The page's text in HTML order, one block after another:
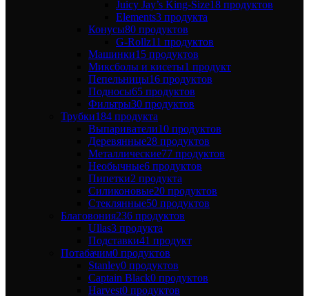
Juicy Jay’s King-Size18 продуктов
Elements3 продукта
Конусы80 продуктов
G-Rollz11 продуктов
Машинки15 продуктов
Миксболы и кисеты1 продукт
Пепельницы16 продуктов
Подносы65 продуктов
Фильтры30 продуктов
Трубки184 продукта
Выпариватели10 продуктов
Деревянные28 продуктов
Металлические77 продуктов
Необычные6 продуктов
Пипетки2 продукта
Силиконовые20 продуктов
Стеклянные50 продуктов
Благовония236 продуктов
Ullas3 продукта
Подставки41 продукт
Потабачим0 продуктов
Stanley0 продуктов
Captain Black0 продуктов
Harvest0 продуктов